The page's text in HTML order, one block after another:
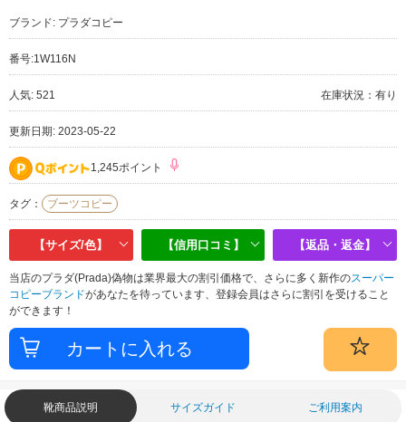
ブランド: プラダコピー
番号:1W116N
人気: 521 在庫状況：有り
更新日期: 2023-05-22
1,245ポイント
タグ： ブーツコピー
【サイズ/色】 【信用口コミ】 【返品・返金】
当店のプラダ(Prada)偽物は業界最大の割引価格で、さらに多く新作のスーパー
コピーブランドがあなたを待っています、登録会員はさらに割引を受けること
ができます！
靴商品説明 サイズガイド ご利用案内